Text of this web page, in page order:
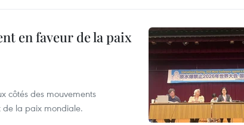
en faveur de la paix
côtés des mouvements
de la paix mondiale.